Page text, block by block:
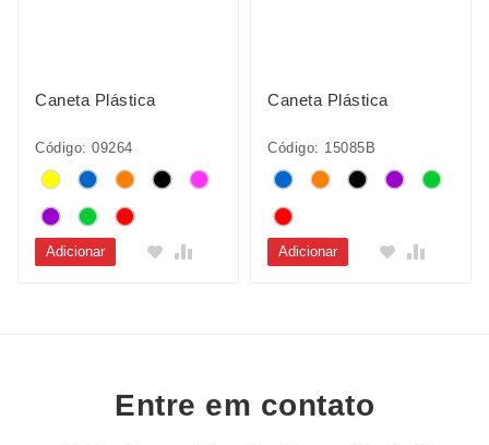
Caneta Plástica
Código: 09264
Adicionar
Caneta Plástica
Código: 15085B
Adicionar
Entre em contato